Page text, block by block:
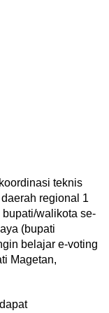
teknis
regional 1
walikota se-
(bupati
belajar e-voting
Magetan,